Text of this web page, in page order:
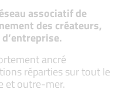
associatif de
des créateurs,
ancré
réparties sur tout le
et outre-mer.